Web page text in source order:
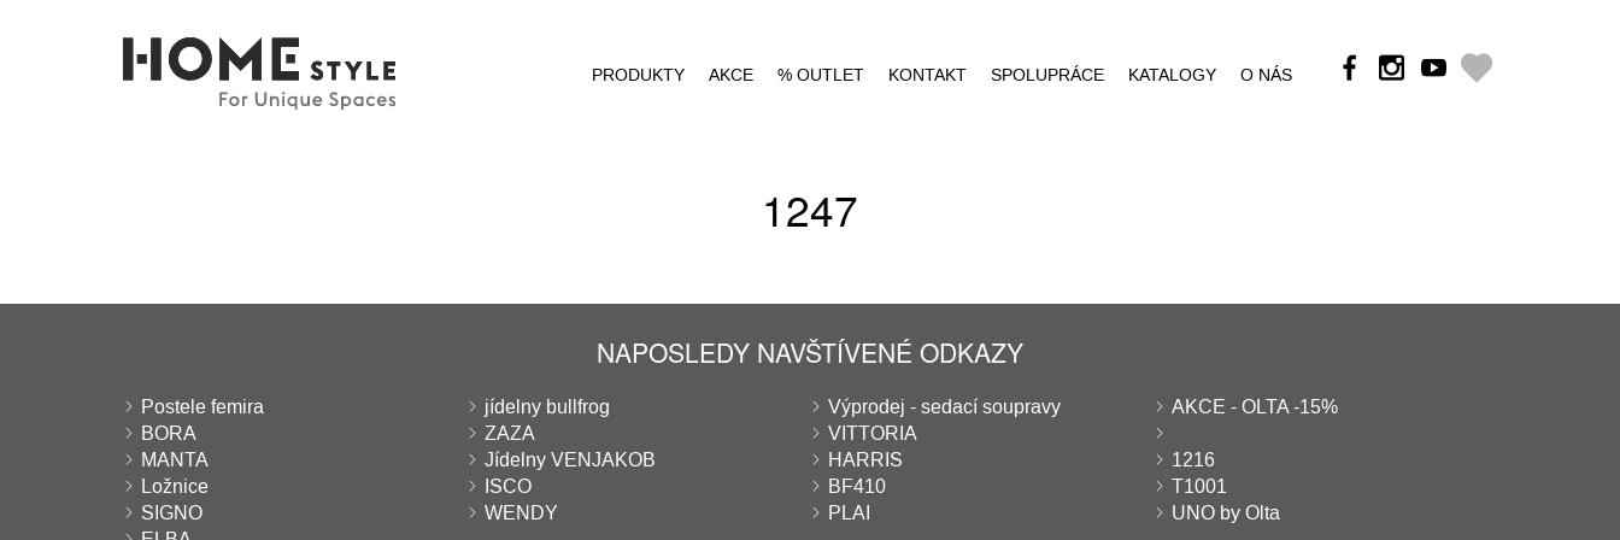
PRODUKTY AKCE % OUTLET KONTAKT SPOLUPRÁCE KATALOGY O NÁS
1247
NAPOSLEDY NAVŠTÍVENÉ ODKAZY
Postele femira jídelny bullfrog Výprodej - sedací soupravy
AKCE - OLTA -15%
BORA
ZAZA
VITTORIA
MANTA
Jídelny VENJAKOB HARRIS
1216
Ložnice
ISCO BF410
T1001
SIGNO
WENDY PLAI
UNO by Olta